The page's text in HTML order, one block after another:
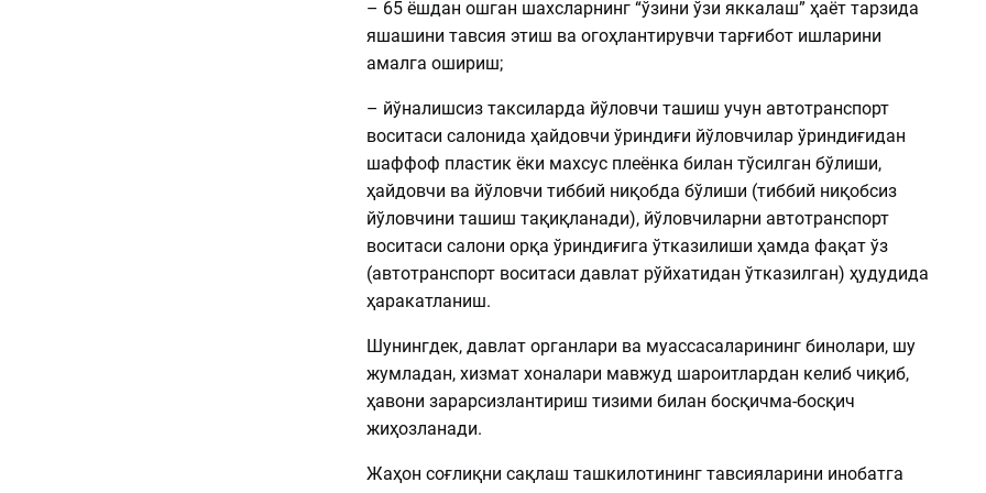
– 65 ёшдан ошган шахсларнинг “ўзини ўзи яккалаш” ҳаёт тарзида
яшашини тавсия этиш ва огоҳлантирувчи тарғибот ишларини
амалга ошириш;
– йўналишсиз таксиларда йўловчи ташиш учун автотранспорт
воситаси салонида ҳайдовчи ўриндиғи йўловчилар ўриндиғидан
шаффоф пластик ёки махсус плеёнка билан тўсилган бўлиши,
ҳайдовчи ва йўловчи тиббий ниқобда бўлиши (тиббий ниқобсиз
йўловчини ташиш тақиқланади), йўловчиларни автотранспорт
воситаси салони орқа ўриндиғига ўтказилиши ҳамда фақат ўз
(автотранспорт воситаси давлат рўйхатидан ўтказилган) ҳудудида
ҳаракатланиш.
Шунингдек, давлат органлари ва муассасаларининг бинолари, шу
жумладан, хизмат хоналари мавжуд шароитлардан келиб чиқиб,
ҳавони зарарсизлантириш тизими билан босқичма-босқич
жиҳозланади.
Жаҳон соғлиқни сақлаш ташкилотининг тавсияларини инобатга